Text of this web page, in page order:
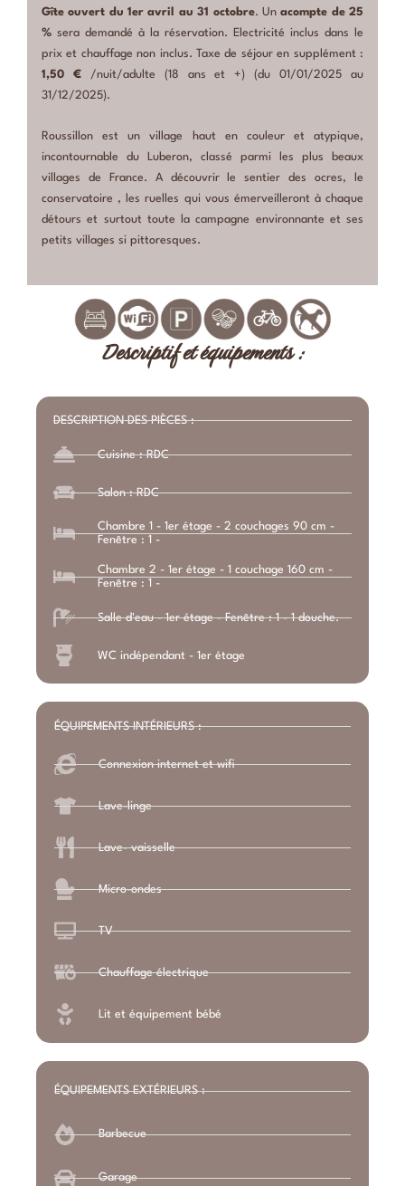
Gîte ouvert du 1er avril au 31 octobre. Unacompte de 25
% sera demandé à la réservation. Electricité inclus dans le
prix et chauffage non inclus. Taxe de séjour en supplément :
1,50 €/nuit/adulte (18 ans et +) (du 01/01/2025 au
31/12/2025).
Roussillon est un village haut en couleur et atypique,
incontournable du Luberon, classé parmi les plus beaux
villages de France. A découvrir le sentier des ocres, le
conservatoire , les ruelles qui vous émerveilleront à chaque
détours et surtout toute la campagne environnante et ses
petits villages si pittoresques.
Descriptif et équipements :
DESCRIPTION DES PIÈCES :
Cuisine : RDC
Salon : RDC
Chambre 1 - 1er étage - 2 couchages 90 cm -
Fenêtre : 1 -
Chambre 2 - 1er étage - 1 couchage 160 cm -
Fenêtre : 1 -
Salle d'eau - 1er étage - Fenêtre : 1 - 1 douche.
WC indépendant - 1er étage
ÉQUIPEMENTS INTÉRIEURS :
Connexion internet et wifi
Lave-linge
Lave- vaisselle
Micro-ondes
TV
Chauffage électrique
Lit et équipement bébé
ÉQUIPEMENTS EXTÉRIEURS :
Barbecue
Garage